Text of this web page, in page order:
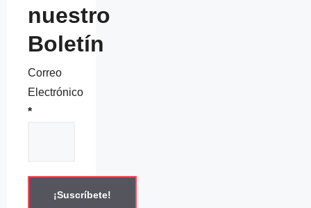
nuestro
Boletín
Correo
Electrónico
*